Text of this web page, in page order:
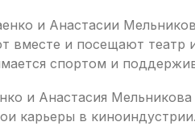
и Анастасии
вместе и посещают театр
спортом и
и Анастасия
карьеры в